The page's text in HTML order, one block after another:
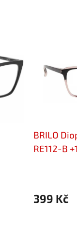
BRILO
RE112-B
399 Kč